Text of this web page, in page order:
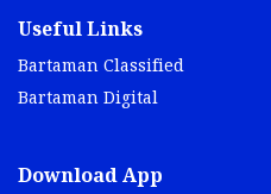
Useful Links
Bartaman Classified
Bartaman Digital
Download App